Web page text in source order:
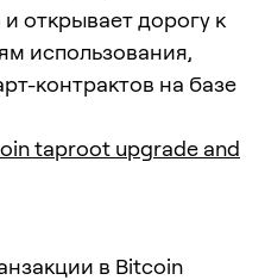
открывает дорогу к
использования,
контрактов на базе
taproot upgrade and
в Bitcoin